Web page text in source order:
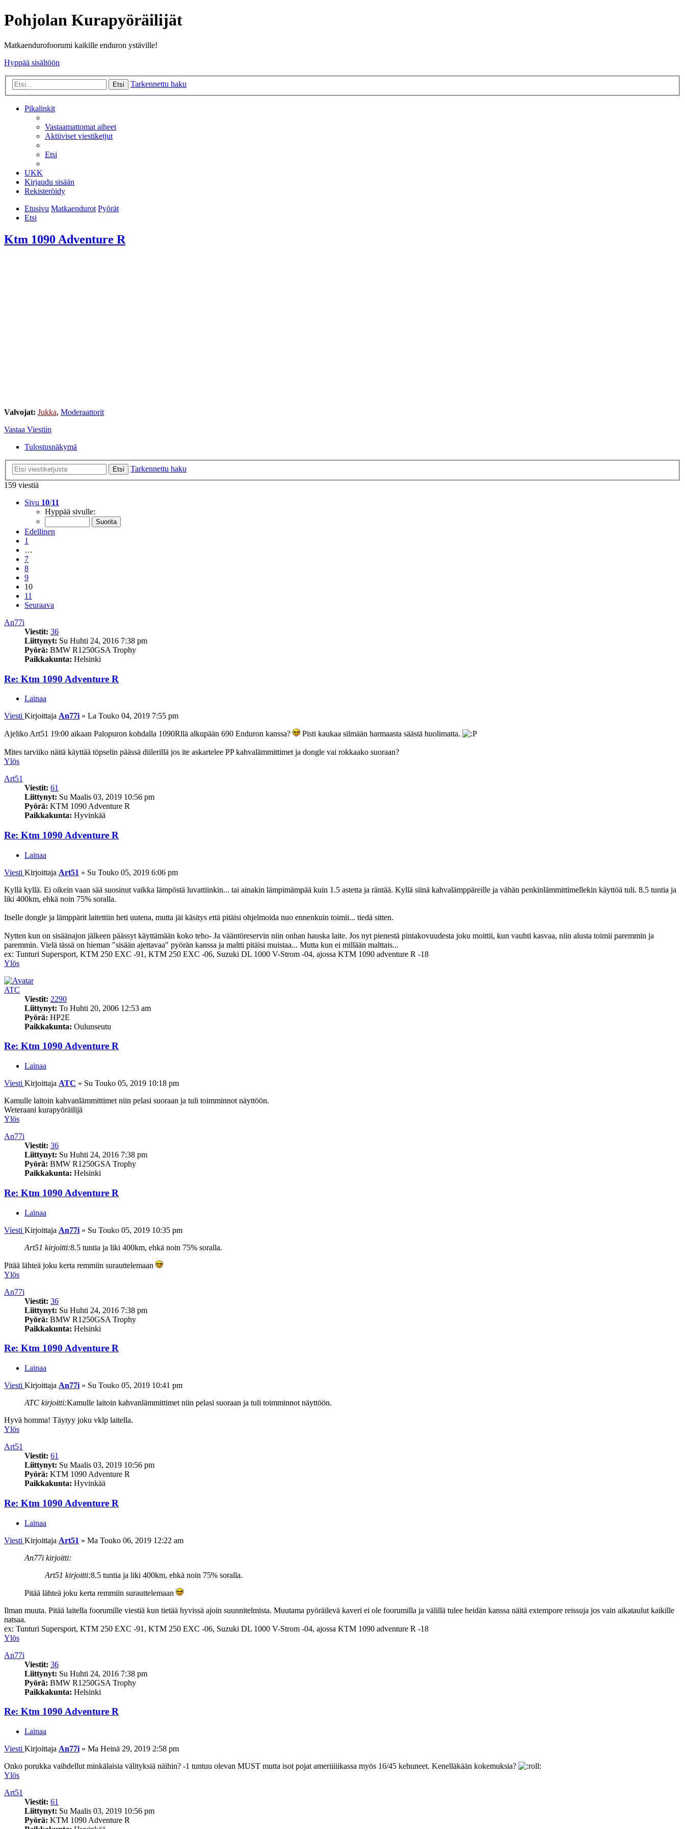
Pohjolan Kurapyöräilijät
Matkaendurofoorumi kaikille enduron ystäville!
Hyppää sisältöön
Etsi Tarkennettu haku
Pikalinkit
Vastaamattomat aiheet
Aktiiviset viestiketjut
Etsi
UKK
Kirjaudu sisään
Rekisteröidy
Etusivu Matkaendurot Pyörät
Etsi
Ktm 1090 Adventure R
Valvojat: Jukka, Moderaattorit
Vastaa Viestiin
Tulostusnäkymä
Etsi
Tarkennettu haku
159 viestiä
Sivu 10/11
Hyppää sivulle:
Edellinen
1
…
7
8
9
10
11
Seuraava
An77i
Viestit: 36
Liittynyt: Su Huhti 24, 2016 7:38 pm
Pyörä: BMW R1250GSA Trophy
Paikkakunta: Helsinki
Re: Ktm 1090 Adventure R
Lainaa
Viesti Kirjoittaja An77i » La Touko 04, 2019 7:55 pm
Ajeliko Art51 19:00 aikaan Palopuron kohdalla 1090Rllä alkupään 690 Enduron kanssa? Pisti kaukaa silmään harmaasta säästä huolimatta.
Mites tarviiko näitä käyttää töpselin päässä diilerillä jos ite askartelee PP kahvalämmittimet ja dongle vai rokkaako suoraan?
Ylös
Art51
Viestit: 61
Liittynyt: Su Maalis 03, 2019 10:56 pm
Pyörä: KTM 1090 Adventure R
Paikkakunta: Hyvinkää
Re: Ktm 1090 Adventure R
Lainaa
Viesti Kirjoittaja Art51 » Su Touko 05, 2019 6:06 pm
Kyllä kyllä. Ei oikein vaan sää suosinut vaikka lämpöstä luvattiinkin... tai ainakin lämpimämpää kuin 1.5 astetta ja räntää. Kyllä siinä kahvalämppäreille ja vähän penkinlämmittimellekin käyttöä tuli. 8.5 tuntia ja
liki 400km, ehkä noin 75% soralla.
Itselle dongle ja lämppärit laitettiin heti uutena, mutta jäi käsitys että pitäisi ohjelmoida nuo ennenkuin toimii... tiedä sitten.
Nytten kun on sisäänajon jälkeen päässyt käyttämään koko teho- Ja vääntöreservin niin onhan hauska laite. Jos nyt pienestä pintakovuudesta joku moittii, kun vauhti kasvaa, niin alusta toimii paremmin ja
paremmin. Vielä tässä on hieman "sisään ajettavaa" pyörän kanssa ja maltti pitäisi muistaa... Mutta kun ei millään malttais...
ex: Tunturi Supersport, KTM 250 EXC -91, KTM 250 EXC -06, Suzuki DL 1000 V-Strom -04, ajossa KTM 1090 adventure R -18
Ylös
ATC
Viestit: 2290
Liittynyt: To Huhti 20, 2006 12:53 am
Pyörä: HP2E
Paikkakunta: Oulunseutu
Re: Ktm 1090 Adventure R
Lainaa
Viesti Kirjoittaja ATC » Su Touko 05, 2019 10:18 pm
Kamulle laitoin kahvanlämmittimet niin pelasi suoraan ja tuli toimminnot näyttöön.
Weteraani kurapyöräilijä
Ylös
An77i
Viestit: 36
Liittynyt: Su Huhti 24, 2016 7:38 pm
Pyörä: BMW R1250GSA Trophy
Paikkakunta: Helsinki
Re: Ktm 1090 Adventure R
Lainaa
Viesti Kirjoittaja An77i » Su Touko 05, 2019 10:35 pm
Art51 kirjoitti:8.5 tuntia ja liki 400km, ehkä noin 75% soralla.
Pitää lähteä joku kerta remmiin surauttelemaan
Ylös
An77i
Viestit: 36
Liittynyt: Su Huhti 24, 2016 7:38 pm
Pyörä: BMW R1250GSA Trophy
Paikkakunta: Helsinki
Re: Ktm 1090 Adventure R
Lainaa
Viesti Kirjoittaja An77i » Su Touko 05, 2019 10:41 pm
ATC kirjoitti:Kamulle laitoin kahvanlämmittimet niin pelasi suoraan ja tuli toimminnot näyttöön.
Hyvä homma! Täytyy joku vklp laitella.
Ylös
Art51
Viestit: 61
Liittynyt: Su Maalis 03, 2019 10:56 pm
Pyörä: KTM 1090 Adventure R
Paikkakunta: Hyvinkää
Re: Ktm 1090 Adventure R
Lainaa
Viesti Kirjoittaja Art51 » Ma Touko 06, 2019 12:22 am
An77i kirjoitti:
Art51 kirjoitti:8.5 tuntia ja liki 400km, ehkä noin 75% soralla.
Pitää lähteä joku kerta remmiin surauttelemaan
Ilman muuta. Pitää laitella foorumille viestiä kun tietää hyvissä ajoin suunnitelmista. Muutama pyöräilevä kaveri ei ole foorumilla ja välillä tulee heidän kanssa näitä extempore reissuja jos vain aikataulut kaikille
natsaa.
ex: Tunturi Supersport, KTM 250 EXC -91, KTM 250 EXC -06, Suzuki DL 1000 V-Strom -04, ajossa KTM 1090 adventure R -18
Ylös
An77i
Viestit: 36
Liittynyt: Su Huhti 24, 2016 7:38 pm
Pyörä: BMW R1250GSA Trophy
Paikkakunta: Helsinki
Re: Ktm 1090 Adventure R
Lainaa
Viesti Kirjoittaja An77i » Ma Heinä 29, 2019 2:58 pm
Onko porukka vaihdellut minkälaisia välityksiä näihin? -1 tuntuu olevan MUST mutta isot pojat ameriiiiikassa myös 16/45 kehuneet. Kenelläkään kokemuksia?
Ylös
Art51
Viestit: 61
Liittynyt: Su Maalis 03, 2019 10:56 pm
Pyörä: KTM 1090 Adventure R